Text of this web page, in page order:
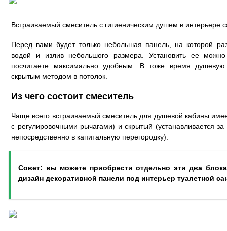
Встраиваемый смеситель с гигиеническим душем в интерьере
Перед вами будет только небольшая панель, на которой
водой и излив небольшого размера. Установить ее
посчитаете максимально удобным. В тоже время душевую
скрытым методом в потолок.
Из чего состоит смеситель
Чаще всего встраиваемый смеситель для душевой кабины
с регулировочными рычагами) и скрытый (устанавливается
непосредственно в капитальную перегородку).
Совет: вы можете приобрести отдельно эти два
дизайн декоративной панели под интерьер туалетной